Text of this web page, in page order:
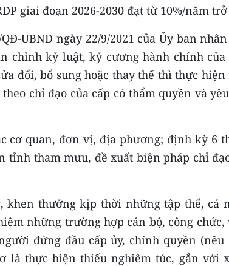
giai đoạn 2026-2030 đạt từ 10%/năm
UBND ngày 22/9/2021 của Ủy ban
chỉnh kỷ luật, kỷ cương hành chính
đổi, bổ sung hoặc thay thế thì thực hiện
chỉ đạo của cấp có thẩm quyền và
cơ quan, đơn vị, địa phương; định kỳ 6
tỉnh tham mưu, đề xuất biện pháp chỉ
khen thưởng kịp thời những tập thể, cá
những trường hợp cán bộ, công chức,
đứng đầu cấp ủy, chính quyền (nêu
là thực hiện thiếu nghiêm túc, gắn với